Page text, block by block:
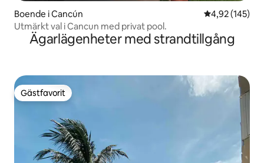
Boende i Cancún 4,92 av 5 i
4,92 (145)
Utmärkt val i Cancun med privat pool.
Ägarlägenheter med strandtillgång
Gästfavorit
Gästfavorit